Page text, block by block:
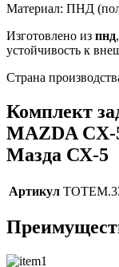
Материал: ПНД
Изготовлено из пнд
устойчивость к
Страна
Комплект
MAZDA CX-
Мазда СХ-5
Артикул